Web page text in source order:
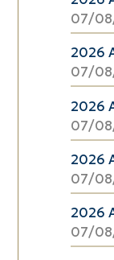
07/
2026
07/
2026
07/
2026
07/
2026
07/